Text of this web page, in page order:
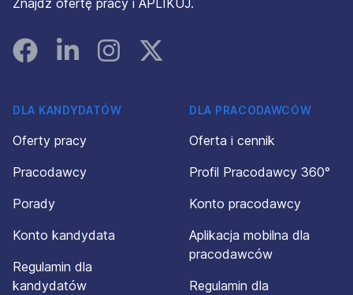
FacebookLinked InInstagramInstagram
DLA KANDYDATÓW
Oferty pracy
Pracodawcy
Porady
Konto kandydata
Regulamin dla
kandydatów
DLA PRACODAWCÓW
Oferta i cennik
Profil Pracodawcy 360°
Konto pracodawcy
Aplikacja mobilna dla
pracodawców
Regulamin dla